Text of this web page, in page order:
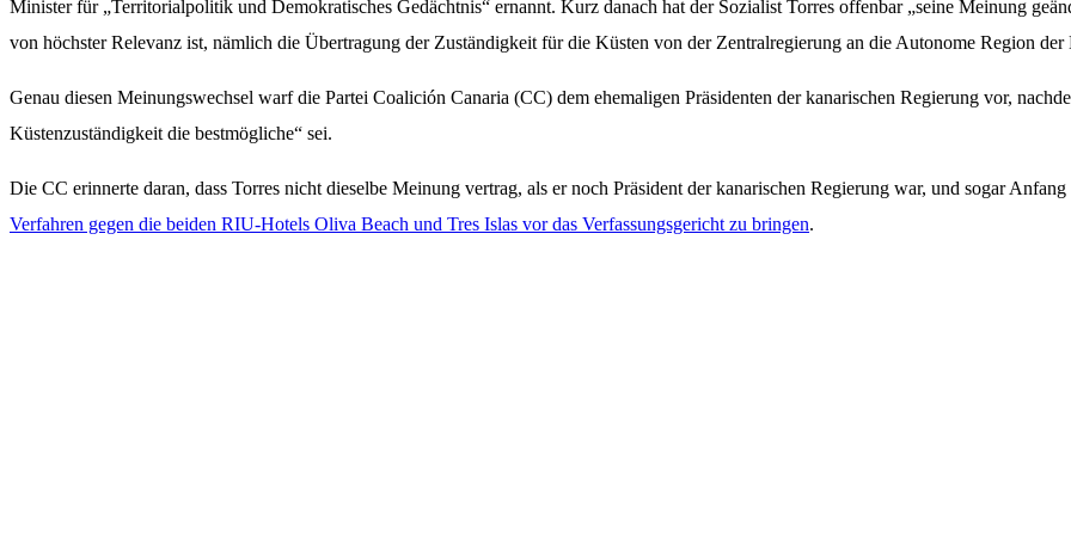
Minister für „Territorialpolitik und Demokratisches Gedächtnis“ ernannt. Kurz danach hat der Sozialist Torres offenbar „seine Meinung
von höchster Relevanz ist, nämlich die Übertragung der Zuständigkeit für die Küsten von der Zentralregierung an die Autonome Region der
Genau diesen Meinungswechsel warf die Partei Coalición Canaria (CC) dem ehemaligen Präsidenten der kanarischen Regierung vor,
Küstenzuständigkeit die bestmögliche“ sei.
Die CC erinnerte daran, dass Torres nicht dieselbe Meinung vertrag, als er noch Präsident der kanarischen Regierung war, und sogar
Verfahren gegen die beiden RIU-Hotels Oliva Beach und Tres Islas vor das Verfassungsgericht zu bringen.